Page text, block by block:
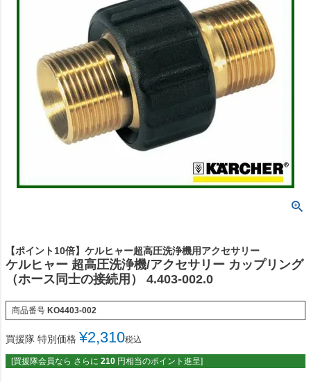
【ポイント10倍】ケルヒャー超高圧洗浄機用アクセサリー
ケルヒャー 超高圧洗浄機/アクセサリー カップリング
（ホース同士の接続用） 4.403-002.0
商品番号 KO4403-002
買援隊 特別価格 ¥2,310税込
[買援隊会員なら さらに 210 円相当のポイント進呈]